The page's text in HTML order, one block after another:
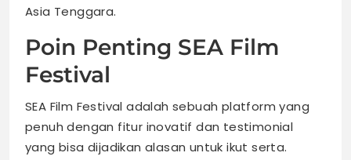
Asia Tenggara.
Poin Penting SEA Film
Festival
SEA Film Festival adalah sebuah platform yang
penuh dengan fitur inovatif dan testimonial
yang bisa dijadikan alasan untuk ikut serta.